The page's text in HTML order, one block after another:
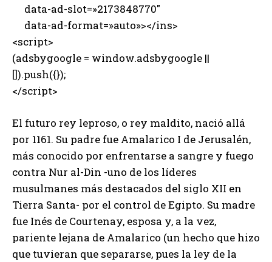
data-ad-slot=»2173848770″
data-ad-format=»auto»></ins>
<script>
(adsbygoogle = window.adsbygoogle ||
[]).push({});
</script>
El futuro rey leproso, o rey maldito, nació allá
por 1161. Su padre fue Amalarico I de Jerusalén,
más conocido por enfrentarse a sangre y fuego
contra Nur al-Din -uno de los líderes
musulmanes más destacados del siglo XII en
Tierra Santa- por el control de Egipto. Su madre
fue Inés de Courtenay, esposa y, a la vez,
pariente lejana de Amalarico (un hecho que hizo
que tuvieran que separarse, pues la ley de la